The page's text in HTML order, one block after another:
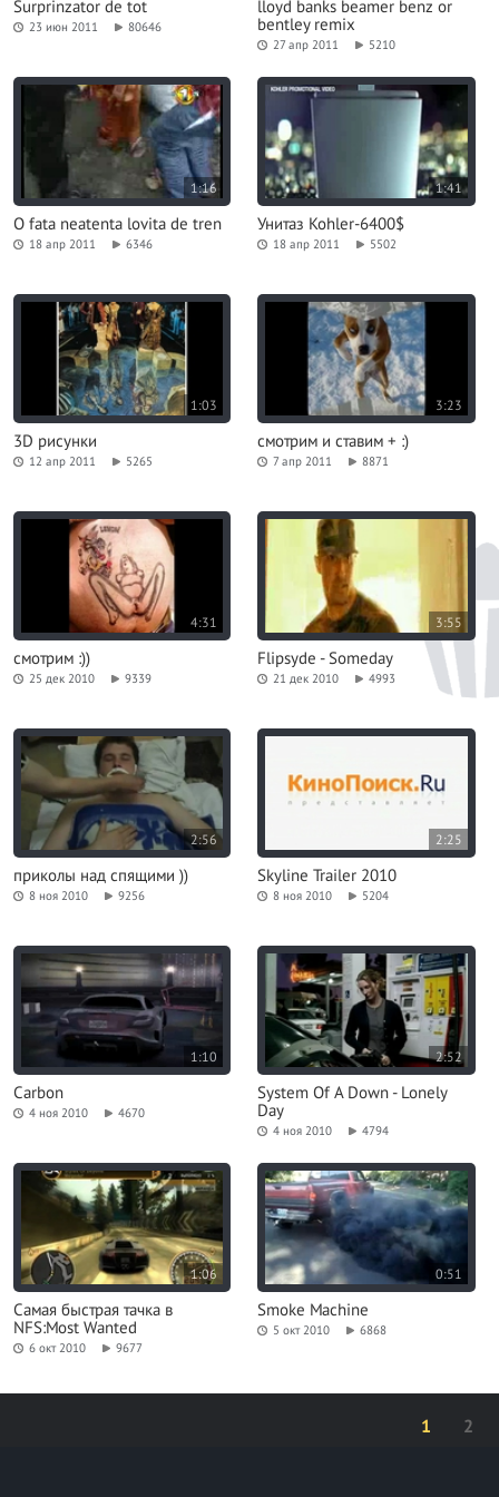
Surprinzator de tot
23 июн 2011 80646
lloyd banks beamer benz or
bentley remix
27 апр 2011 5210
1:16
O fata neatenta lovita de tren
18 апр 2011 6346
1:41
Унитаз Kohler-6400$
18 апр 2011 5502
1:03
3D рисунки
12 апр 2011 5265
3:23
смотрим и ставим + :)
7 апр 2011 8871
4:31
смотрим :))
25 дек 2010 9339
3:55
Flipsyde - Someday
21 дек 2010 4993
2:56
приколы над спящими ))
8 ноя 2010 9256
2:25
Skyline Trailer 2010
8 ноя 2010 5204
1:10
Carbon
4 ноя 2010 4670
2:52
System Of A Down - Lonely
Day
4 ноя 2010 4794
1:06
Самая быстрая тачка в
NFS:Most Wanted
6 окт 2010 9677
0:51
Smoke Machine
5 окт 2010 6868
1 2